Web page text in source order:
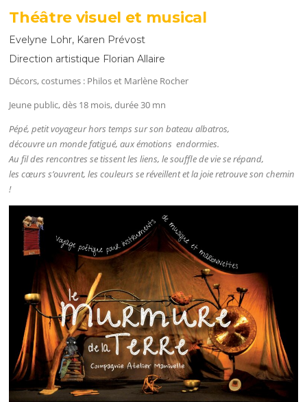
Théâtre visuel et musical
Evelyne Lohr, Karen Prévost
Direction artistique Florian Allaire
Décors, costumes : Philos et Marlène Rocher
Jeune public, dès 18 mois, durée 30 mn
Pépé, petit voyageur hors temps sur son bateau albatros,
découvre un monde fatigué, aux émotions endormies.
Au fil des rencontres se tissent les liens, le souffle de vie se répand,
les cœurs s’ouvrent, les couleurs se réveillent et la joie retrouve son chemin
!